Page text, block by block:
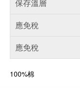
保存溫層
應免稅
應免稅
100%棉